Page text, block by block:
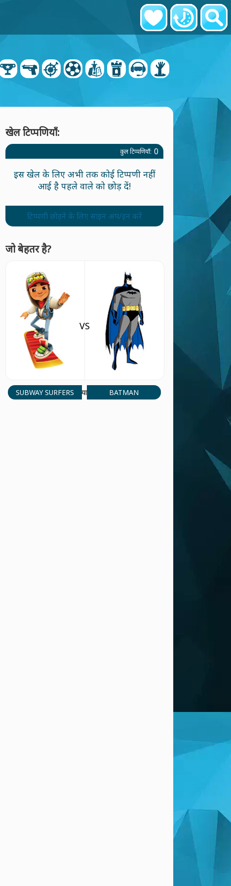
खेल टिप्पणियाँ:
कुल टिप्पणियाँ: 0
इस खेल के लिए अभी तक कोई टिप्पणी नहीं
आई है पहले वाले को छोड़ दें!
टिप्पणी छोड़ने के लिए साइन अप/इन करें
जो बेहतर है?
SUBWAY SURFERS
VS
या BATMAN